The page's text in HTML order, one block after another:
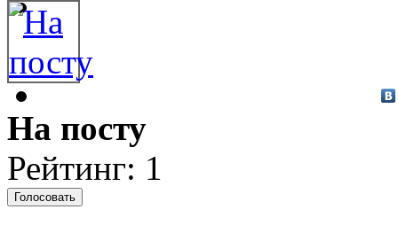
На посту
Рейтинг: 1